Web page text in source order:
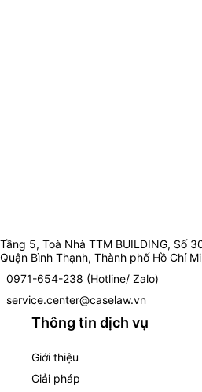
Tầng 5, Toà Nhà TTM BUILDING, Số
Quận Bình Thạnh, Thành phố Hồ Chí
0971-654-238 (Hotline/ Zalo)
service.center@caselaw.vn
Thông tin dịch vụ
Giới thiệu
Giải pháp